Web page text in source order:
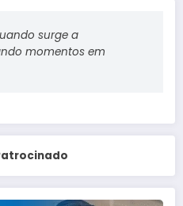
surge a
momentos em